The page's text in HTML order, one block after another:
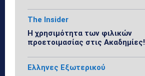
The Insider
Η χρησιμότητα των φιλικών
προετοιμασίας στις Ακαδημίες!
Ελληνες Εξωτερικού